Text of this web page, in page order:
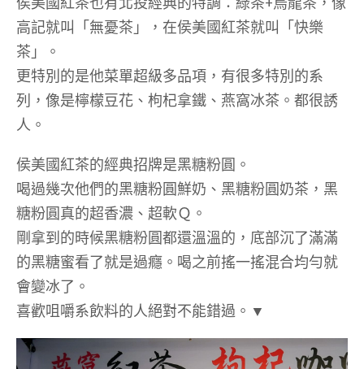
高記就叫「無憂茶」，在侯美國紅茶就叫「快樂
茶」。
更特別的是他菜單超級多品項，有很多特別的系
列，像是檸檬豆花、枸杞拿鐵、燕窩冰茶。都很誘
人。
侯美國紅茶的經典招牌是黑糖粉圓。
喝過幾次他們的黑糖粉圓鮮奶、黑糖粉圓奶茶，黑
糖粉圓真的超香濃、超軟Ｑ。
剛拿到的時候黑糖粉圓都還溫溫的，底部沉了滿滿
的黑糖蜜看了就是過癮。喝之前搖一搖混合均勻就
會變冰了。
喜歡咀嚼系飲料的人絕對不能錯過。▼